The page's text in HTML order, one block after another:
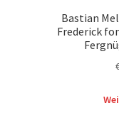
Bastian
Frederick